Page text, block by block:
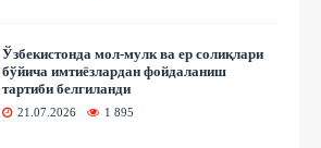
Ўзбекистонда мол-мулк ва ер солиқлари
бўйича имтиёзлардан фойдаланиш
тартиби белгиланди
21.07.2026 1 895